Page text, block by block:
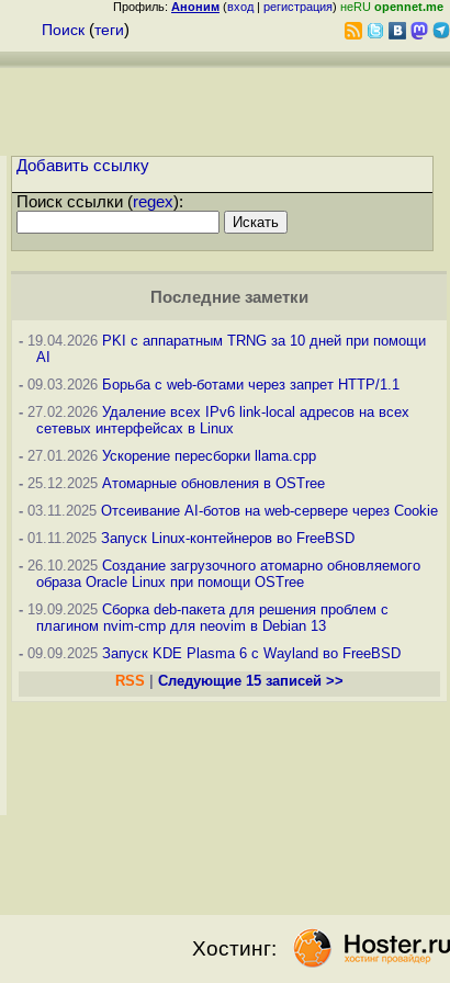
Профиль: Аноним (вход | регистрация) неRU opennet.me
Поиск (теги)
Добавить ссылку
Поиск ссылки (regex):
Последние заметки
- 19.04.2026 PKI с аппаратным TRNG за 10 дней при помощи
AI
- 09.03.2026 Борьба с web-ботами через запрет HTTP/1.1
- 27.02.2026 Удаление всех IPv6 link-local адресов на всех
сетевых интерфейсах в Linux
- 27.01.2026 Ускорение пересборки llama.cpp
- 25.12.2025 Атомарные обновления в OSTree
- 03.11.2025 Отсеивание AI-ботов на web-сервере через Cookie
- 01.11.2025 Запуск Linux-контейнеров во FreeBSD
- 26.10.2025 Создание загрузочного атомарно обновляемого
образа Oracle Linux при помощи OSTree
- 19.09.2025 Сборка deb-пакета для решения проблем с
плагином nvim-cmp для neovim в Debian 13
- 09.09.2025 Запуск KDE Plasma 6 с Wayland во FreeBSD
RSS
Следующие 15 записей >>
Хостинг: